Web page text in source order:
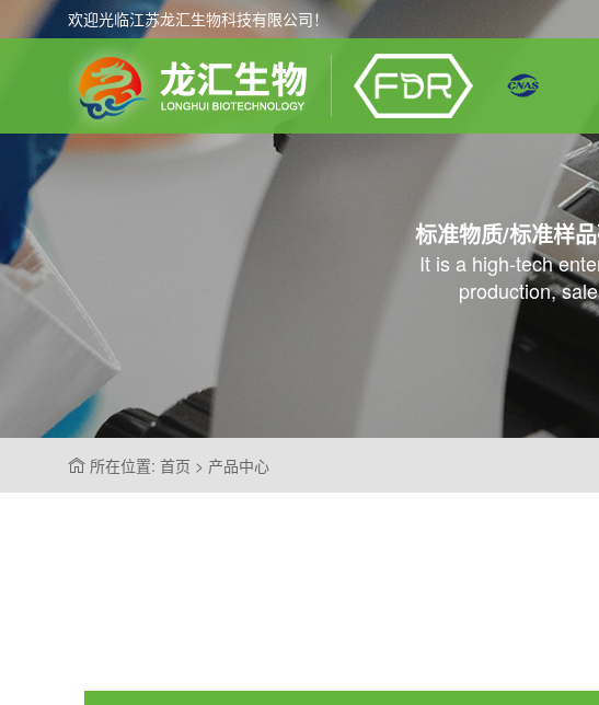
欢迎光临江苏龙汇生物科技有限公司！
标准物质/标准样
It is a high-tech
production,
所在位置: 首页 > 产品中心